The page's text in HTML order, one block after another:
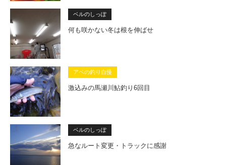
ベルのしっぽ
何も咲かない冬は根を伸ばせ
アベの釣り自慢
激込みの馬瀬川鮎釣り6回目
ベルのしっぽ
急なルート変更・トラックに感謝